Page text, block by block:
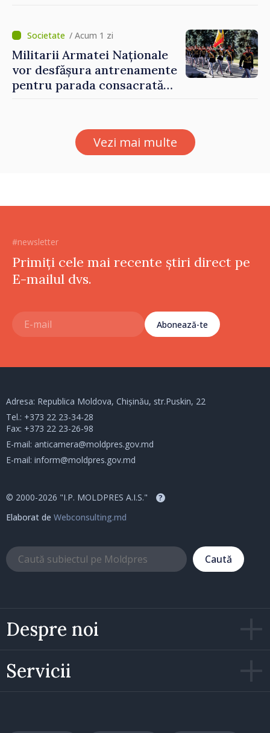
Forumul Diasporei
/ Acum 1 zi
Militarii Armatei Naționale
vor desfășura antrenamente
pentru parada consacrată
Vezi mai multe
#newsletter
Primiți cele mai recente știri direct pe
E-mailul dvs.
Abonează-te
Despre noi
Servicii
Adresa: Republica Moldova, Chișinău, str.Puskin, 22
Tel.: +373 22 23-34-28
Fax: +373 22 23-26-98
E-mail: anticamera@moldpres.gov.md
E-mail: inform@moldpres.gov.md
© 2000-2026 "I.P. MOLDPRES A.I.S." ?
Elaborat de Webconsulting.md
Caută